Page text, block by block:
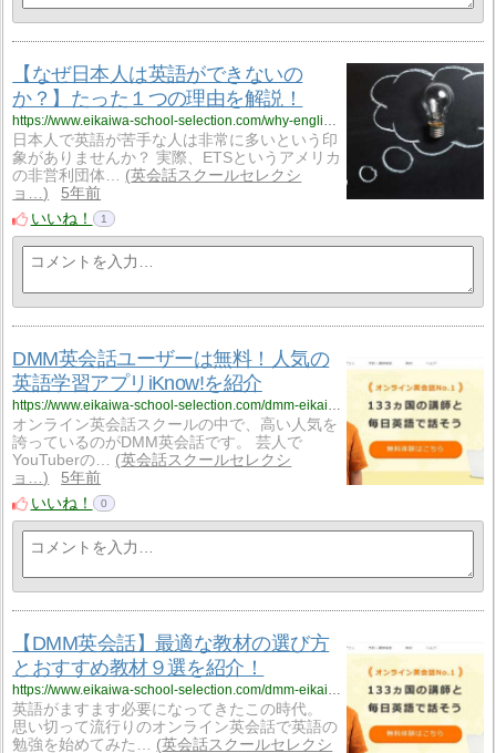
【なぜ日本人は英語ができないの
か？】たった１つの理由を解説！
日本人で英語が苦手な人は非常に多いという印
象がありませんか？ 実際、ETSというアメリカ
の非営利団体…
英会話スクールセレクシ
ョ…
5年前
いいね！
1
DMM英会話ユーザーは無料！人気の
英語学習アプリiKnow!を紹介
オンライン英会話スクールの中で、高い人気を
誇っているのがDMM英会話です。 芸人で
YouTuberの…
英会話スクールセレクシ
ョ…
5年前
いいね！
0
【DMM英会話】最適な教材の選び方
とおすすめ教材９選を紹介！
英語がますます必要になってきたこの時代。
思い切って流行りのオンライン英会話で英語の
勉強を始めてみた…
英会話スクールセレクシ